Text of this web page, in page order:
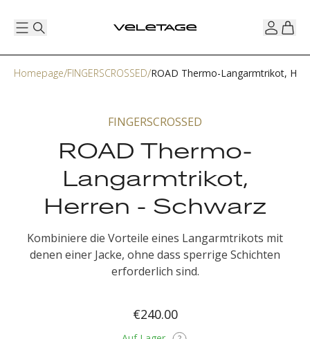
Homepage FINGERSCROSSED ROAD Thermo-Langarmtrikot,
FINGERSCROSSED
ROAD Thermo-
Langarmtrikot,
Herren - Schwarz
Kombiniere die Vorteile eines Langarmtrikots mit
denen einer Jacke, ohne dass sperrige Schichten
erforderlich sind.
€240.00